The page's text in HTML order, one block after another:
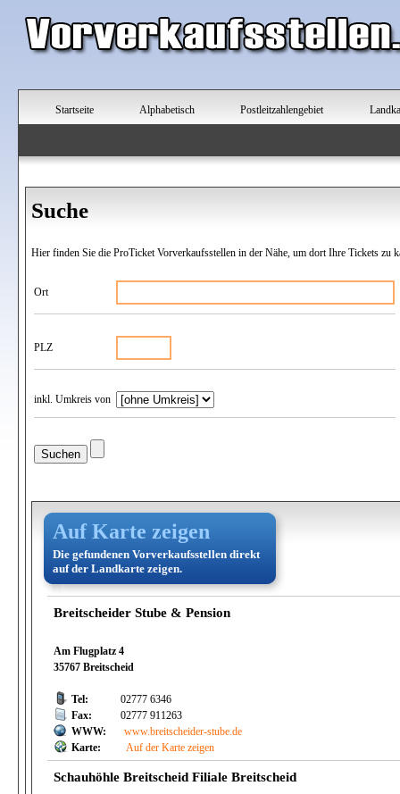
Startseite Alphabetisch Postleitzahlengebiet
Suche
Hier finden Sie die ProTicket Vorverkaufsstellen in der Nähe, um dort Ihre Tickets zu
Ort
PLZ
inkl. Umkreis von
Auf Karte zeigen
Die gefundenen Vorverkaufsstellen direkt
auf der Landkarte zeigen.
Breitscheider Stube & Pension
Am Flugplatz 4
35767 Breitscheid
Tel:
02777 6346
Fax:
02777 911263
WWW:
www.breitscheider-stube.de
Karte:
Auf der Karte zeigen
Schauhöhle Breitscheid Filiale Breitscheid